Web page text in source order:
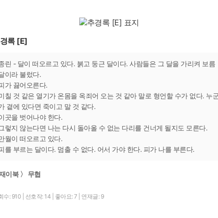
록 [E]
린 - 달이 떠오르고 있다. 붉고 둥근 달이다. 사람들은 그 달을 가리켜 보름
이라 불렀다.
가 끓어오른다.
칠 것 같은 열기가 온몸을 옥죄어 오는 것 같아 말로 형언할 수가 없다. 누
곁에 있다면 죽이고 말 것 같다.
곳을 벗어나야 한다.
렇지 않는다면 나는 다시 돌아올 수 없는 다리를 건너게 될지도 모른다.
월이 떠오르고 있다.
를 부르는 달이다. 멈출 수 없다. 어서 가야 한다. 피가 나를 부른다.
이북 〉 무협
수: 910 선호작: 14 좋아요: 7 연재글: 9